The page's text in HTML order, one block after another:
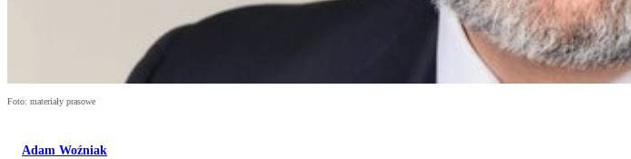
Foto: materiały prasowe
Adam Woźniak